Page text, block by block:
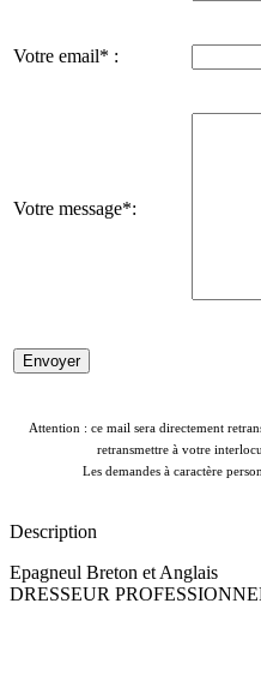
Votre email* :
Votre message*:
Attention : ce mail sera directement
retransmettre à votre
Les demandes à caractère
Description
Epagneul Breton et Anglais
DRESSEUR